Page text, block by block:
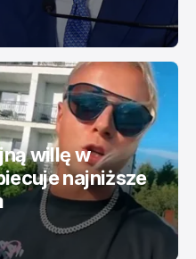
willę w
najniższe